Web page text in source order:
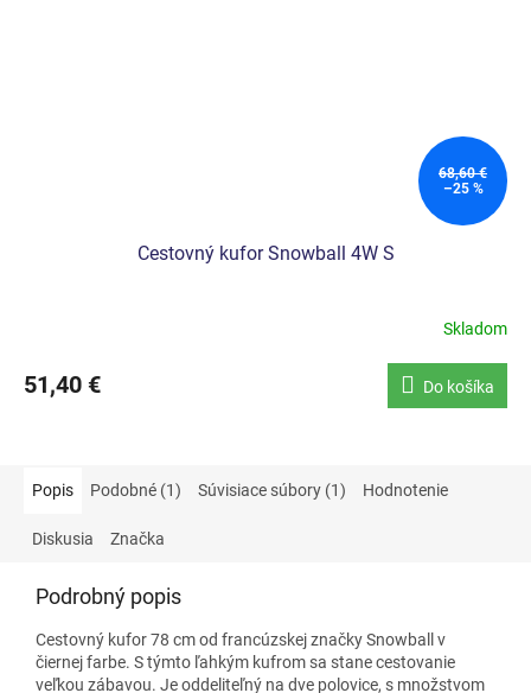
68,60 €
–25 %
Cestovný kufor Snowball 4W S
Skladom
51,40 € Do košíka
Popis Podobné (1) Súvisiace súbory (1) Hodnotenie
Diskusia Značka
Podrobný popis
Cestovný kufor 78 cm od francúzskejznačky Snowball v
čiernej farbe. S týmto ľahkým kufrom sa stane cestovanie
veľkou zábavou. Je oddeliteľný na dve polovice, s množstvom